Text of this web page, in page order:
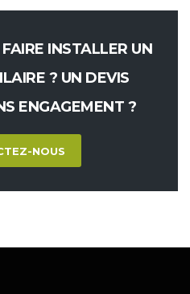
INSTALLER UN
? UN DEVIS
ENGAGEMENT ?
NOUS